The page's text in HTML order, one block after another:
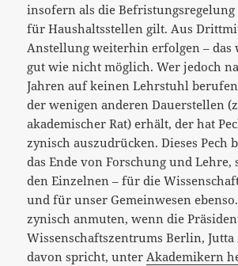
insofern als die
für Haushaltsstellen gilt. Aus
Anstellung weiterhin erfolgen – das
gut wie nicht möglich. Wer jedoch
Jahren auf keinen Lehrstuhl
der wenigen anderen Dauerstellen
akademischer Rat) erhält, der hat
zynisch auszudrücken. Dieses Pech
das Ende von Forschung und
den Einzelnen – für die
und für unser Gemeinwesen ebenso.
zynisch anmuten, wenn die
Wissenschaftszentrums Berlin,
davon spricht, unterAkademikern